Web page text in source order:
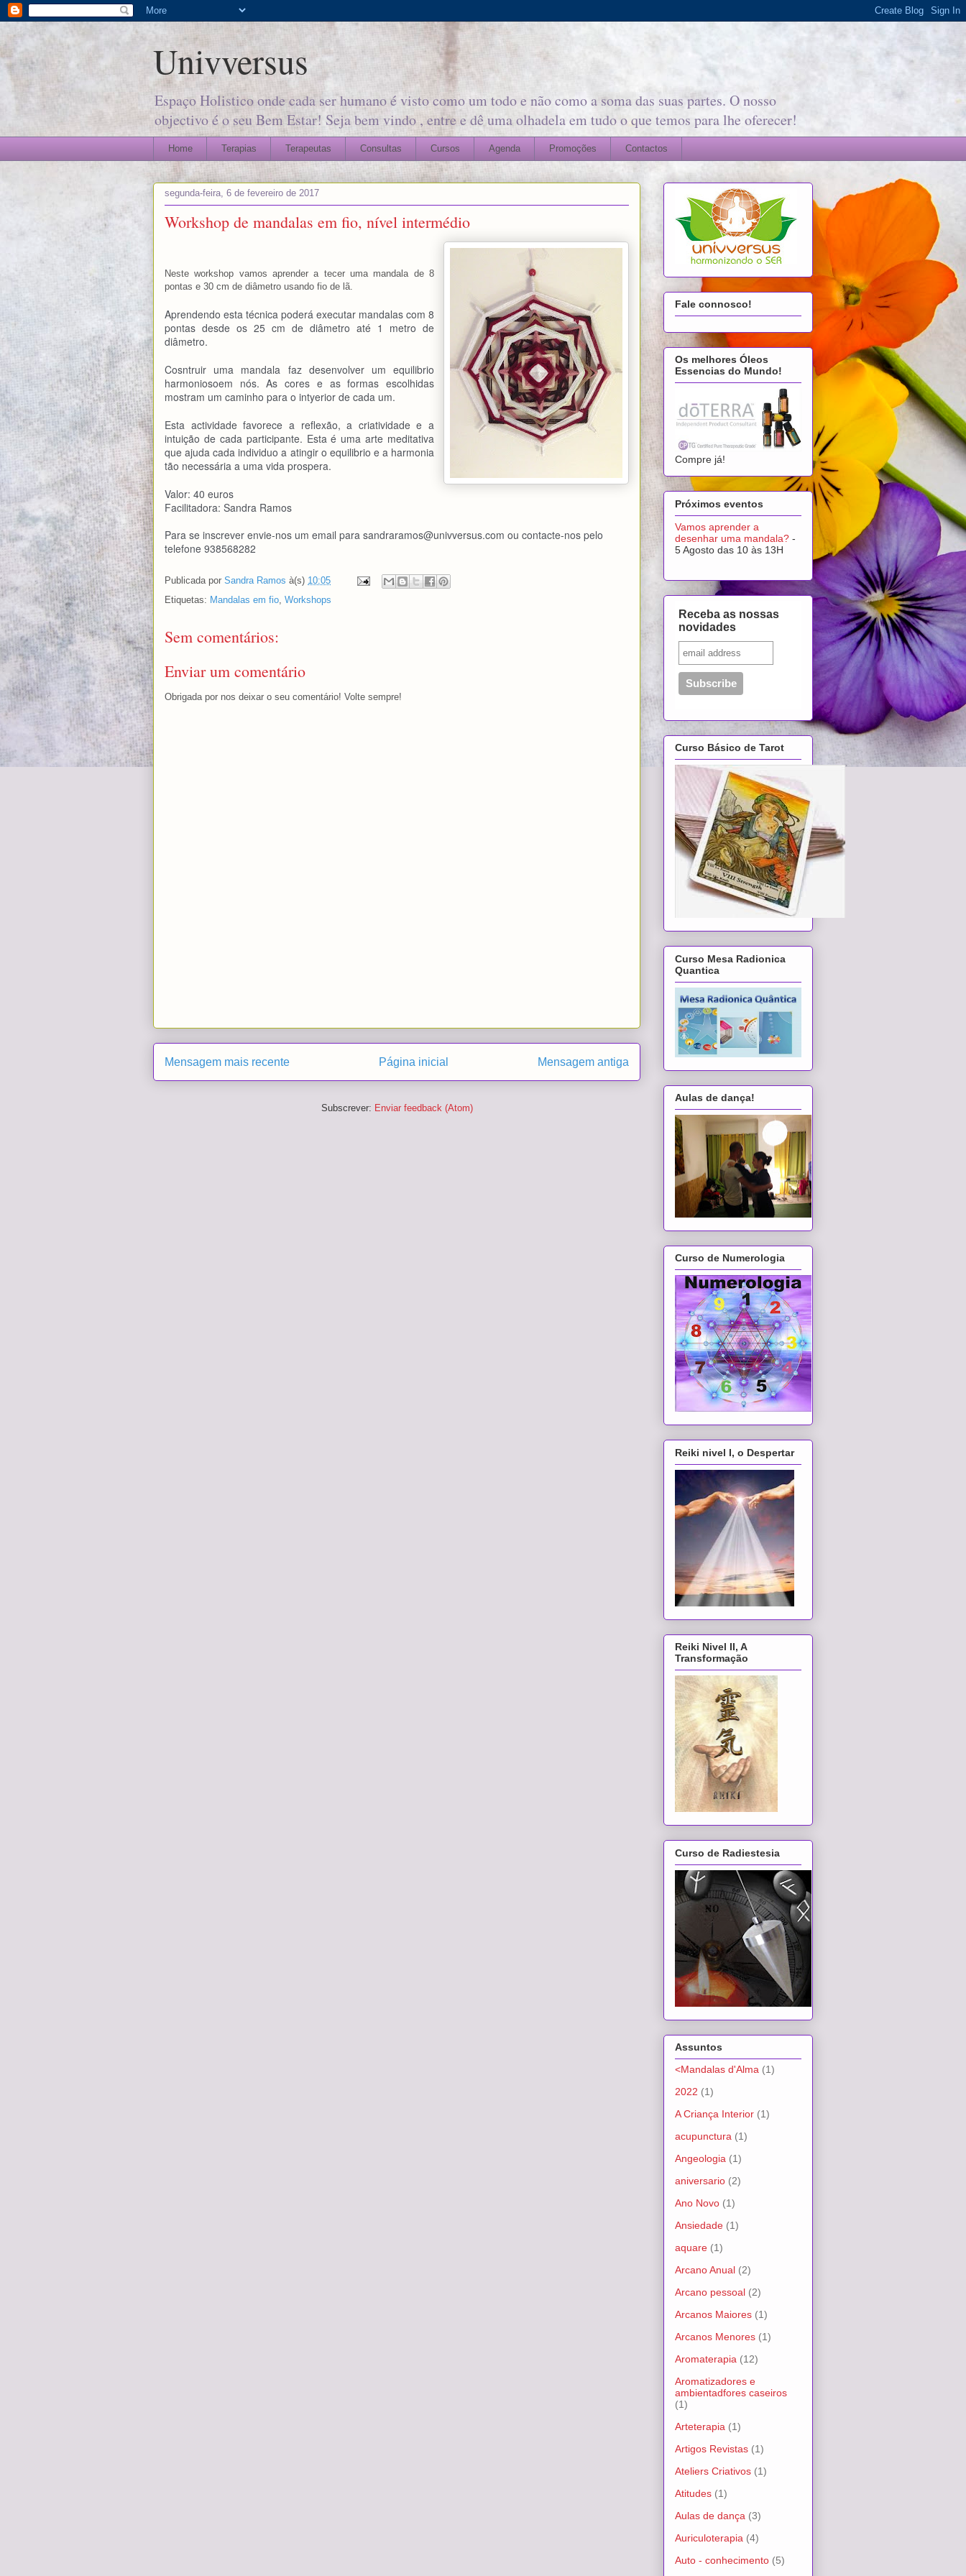
Univversus
Espaço Holistico onde cada ser humano é visto como um todo e não como a soma das suas partes. O nosso
objectivo é o seu Bem Estar! Seja bem vindo , entre e dê uma olhadela em tudo o que temos para lhe oferecer!
Home Terapias Terapeutas Consultas Cursos Agenda Promoções Contactos
segunda-feira, 6 de fevereiro de 2017
Workshop de mandalas em fio, nível intermédio
Neste workshop vamos aprender a tecer uma mandala de 8
pontas e 30 cm de diâmetro usando fio de lã.
Aprendendo esta técnica poderá executar mandalas com 8
pontas desde os 25 cm de diâmetro até 1 metro de
diâmetro.
Cosntruir uma mandala faz desenvolver um equilibrio
harmoniosoem nós. As cores e as formas escolhidas
mostram um caminho para o intyerior de cada um.
Esta actividade favorece a reflexão, a criatividade e a
intuição de cada participante. Esta é uma arte meditativa
que ajuda cada individuo a atingir o equilibrio e a harmonia
tão necessária a uma vida prospera.
Valor: 40 euros
Facilitadora: Sandra Ramos
Para se inscrever envie-nos um email para sandraramos@univversus.com ou contacte-nos pelo
telefone 938568282
Publicada por Sandra Ramos à(s) 10:05
Etiquetas: Mandalas em fio Workshops
Sem comentários:
Enviar um comentário
Obrigada por nos deixar o seu comentário! Volte sempre!
Mensagem mais recente Mensagem antiga
Página inicial
Subscrever: Enviar feedback (Atom)
Fale connosco!
Os melhores Óleos
Essencias do Mundo!
Compre já!
Próximos eventos
Vamos aprender a
desenhar uma mandala? -
5 Agosto das 10 às 13H
Receba as nossas
novidades
Curso Básico de Tarot
Curso Mesa Radionica
Quantica
Aulas de dança!
Curso de Numerologia
Reiki nivel I, o Despertar
Reiki Nivel II, A
Transformação
Curso de Radiestesia
Assuntos
<Mandalas d'Alma (1)
2022 (1)
A Criança Interior (1)
acupunctura (1)
Angeologia (1)
aniversario (2)
Ano Novo (1)
Ansiedade (1)
aquare (1)
Arcano Anual (2)
Arcano pessoal (2)
Arcanos Maiores (1)
Arcanos Menores (1)
Aromaterapia (12)
Aromatizadores e
ambientadfores caseiros
(1)
Arteterapia (1)
Artigos Revistas (1)
Ateliers Criativos (1)
Atitudes (1)
Aulas de dança (3)
Auriculoterapia (4)
Auto - conhecimento (5)